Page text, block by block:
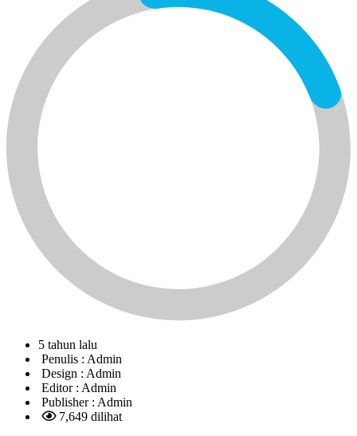
5 tahun lalu
Penulis : Admin
Design : Admin
Editor : Admin
Publisher : Admin
7,649 dilihat